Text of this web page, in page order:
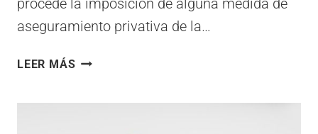
aseguramiento privativa de la…
LEER MÁS¿CUÁNDO